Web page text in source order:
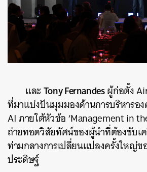
และTony Fernandesผู้ก่อตั้ง
ที่มาแบ่งปันมุมมองด้านการบริหารอ
AI ภายใต้หัวข้อ ‘Management in
ถ่ายทอดวิสัยทัศน์ของผู้นำที่ต้องขับเ
ท่ามกลางการเปลี่ยนแปลงครั้งใหญ่
ประดิษฐ์